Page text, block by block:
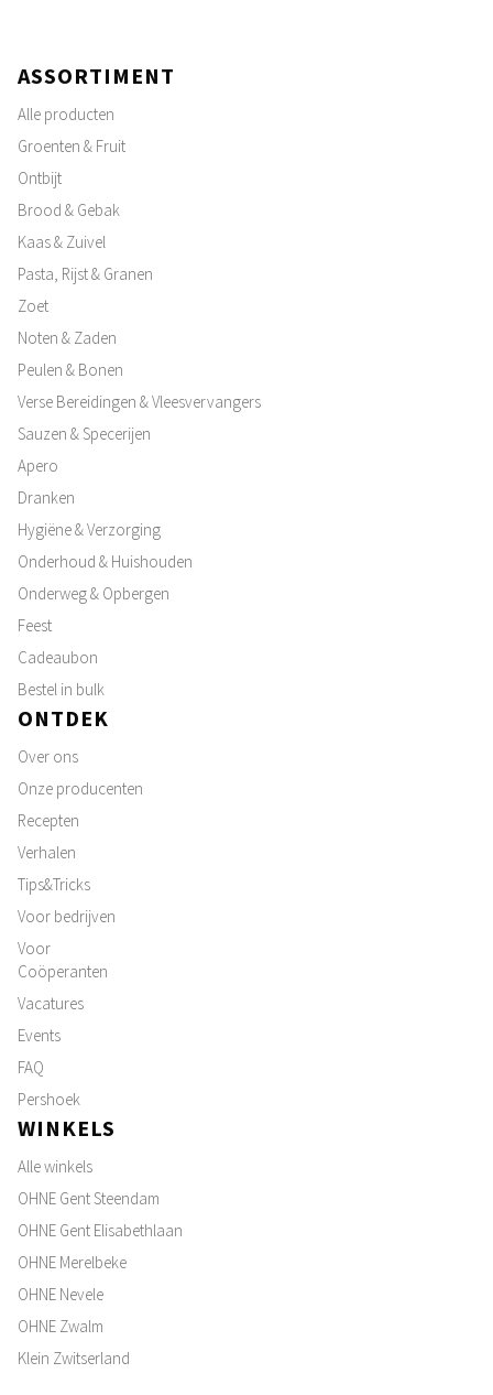
ASSORTIMENT
Alle producten
Groenten & Fruit
Ontbijt
Brood & Gebak
Kaas & Zuivel
Pasta, Rijst & Granen
Zoet
Noten & Zaden
Peulen & Bonen
Verse Bereidingen & Vleesvervangers
Sauzen & Specerijen
Apero
Dranken
Hygiëne & Verzorging
Onderhoud & Huishouden
Onderweg & Opbergen
Feest
Cadeaubon
Bestel in bulk
ONTDEK
Over ons
Onze producenten
Recepten
Verhalen
Tips&Tricks
Voor bedrijven
Voor
Coöperanten
Vacatures
Events
FAQ
Pershoek
WINKELS
Alle winkels
OHNE Gent Steendam
OHNE Gent Elisabethlaan
OHNE Merelbeke
OHNE Nevele
OHNE Zwalm
Klein Zwitserland